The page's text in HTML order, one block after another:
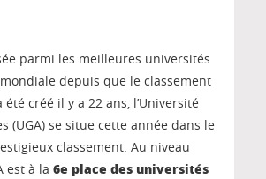
parmi les meilleures universités
depuis que le classement
été créé il y a 22 ans, l’Université
(UGA) se situe cette année dans le
classement. Au niveau
est à la 6e place des universités